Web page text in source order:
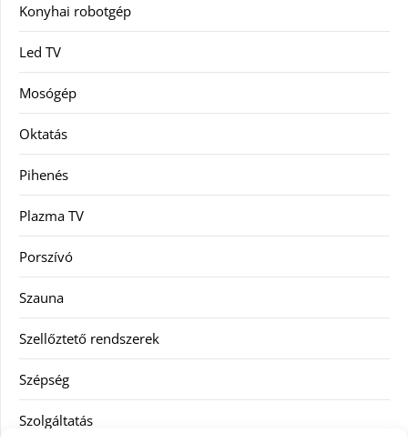
Konyhai robotgép
Led TV
Mosógép
Oktatás
Pihenés
Plazma TV
Porszívó
Szauna
Szellőztető rendszerek
Szépség
Szolgáltatás